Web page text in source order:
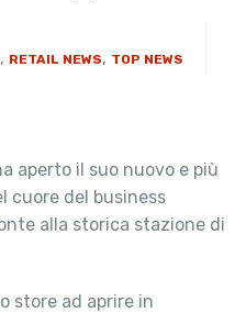
, RETAIL NEWS, TOP NEWS
aperto il suo nuovo e più
cuore del business
alla storica stazione di
store ad aprire in